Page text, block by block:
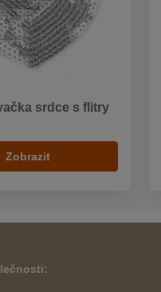
srdce s flitry
Zobrazit